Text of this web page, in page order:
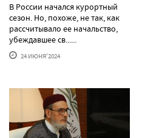
В России начался курортный
сезон. Но, похоже, не так, как
рассчитывало ее начальство,
убеждавшее св......
24 ИЮНЯ'2024